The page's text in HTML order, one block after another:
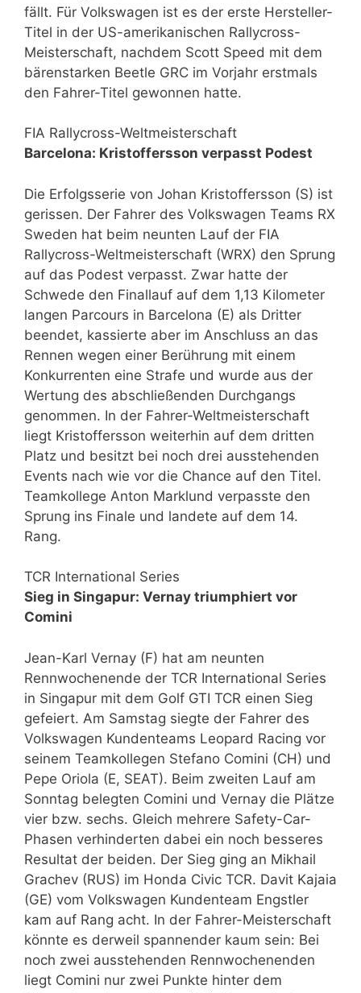
fällt. Für Volkswagen ist es der erste Hersteller-
Titel in der US-amerikanischen Rallycross-
Meisterschaft, nachdem Scott Speed mit dem
bärenstarken Beetle GRC im Vorjahr erstmals
den Fahrer-Titel gewonnen hatte.
FIA Rallycross-Weltmeisterschaft
Barcelona: Kristoffersson verpasst Podest
Die Erfolgsserie von Johan Kristoffersson (S) ist
gerissen. Der Fahrer des Volkswagen Teams RX
Sweden hat beim neunten Lauf der FIA
Rallycross-Weltmeisterschaft (WRX) den Sprung
auf das Podest verpasst. Zwar hatte der
Schwede den Finallauf auf dem 1,13 Kilometer
langen Parcours in Barcelona (E) als Dritter
beendet, kassierte aber im Anschluss an das
Rennen wegen einer Berührung mit einem
Konkurrenten eine Strafe und wurde aus der
Wertung des abschließenden Durchgangs
genommen. In der Fahrer-Weltmeisterschaft
liegt Kristoffersson weiterhin auf dem dritten
Platz und besitzt bei noch drei ausstehenden
Events nach wie vor die Chance auf den Titel.
Teamkollege Anton Marklund verpasste den
Sprung ins Finale und landete auf dem 14.
Rang.
TCR International Series
Sieg in Singapur: Vernay triumphiert vor
Comini
Jean-Karl Vernay (F) hat am neunten
Rennwochenende der TCR International Series
in Singapur mit dem Golf GTI TCR einen Sieg
gefeiert. Am Samstag siegte der Fahrer des
Volkswagen Kundenteams Leopard Racing vor
seinem Teamkollegen Stefano Comini (CH) und
Pepe Oriola (E, SEAT). Beim zweiten Lauf am
Sonntag belegten Comini und Vernay die Plätze
vier bzw. sechs. Gleich mehrere Safety-Car-
Phasen verhinderten dabei ein noch besseres
Resultat der beiden. Der Sieg ging an Mikhail
Grachev (RUS) im Honda Civic TCR. Davit Kajaia
(GE) vom Volkswagen Kundenteam Engstler
kam auf Rang acht. In der Fahrer-Meisterschaft
könnte es derweil spannender kaum sein: Bei
noch zwei ausstehenden Rennwochenenden
liegt Comini nur zwei Punkte hinter dem